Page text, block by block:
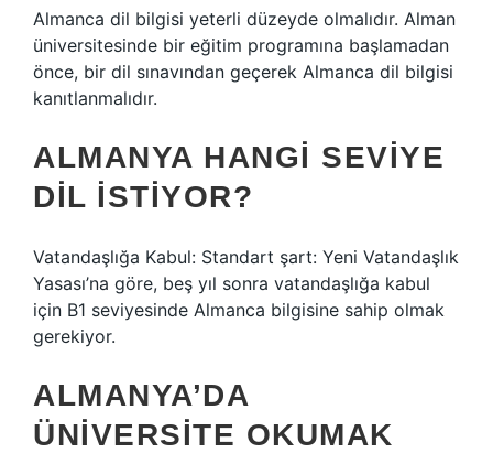
Almanca dil bilgisi yeterli düzeyde olmalıdır. Alman
üniversitesinde bir eğitim programına başlamadan
önce, bir dil sınavından geçerek Almanca dil bilgisi
kanıtlanmalıdır.
ALMANYA HANGI SEVIYE
DIL ISTIYOR?
Vatandaşlığa Kabul: Standart şart: Yeni Vatandaşlık
Yasası’na göre, beş yıl sonra vatandaşlığa kabul
için B1 seviyesinde Almanca bilgisine sahip olmak
gerekiyor.
ALMANYA’DA
ÜNIVERSITE OKUMAK